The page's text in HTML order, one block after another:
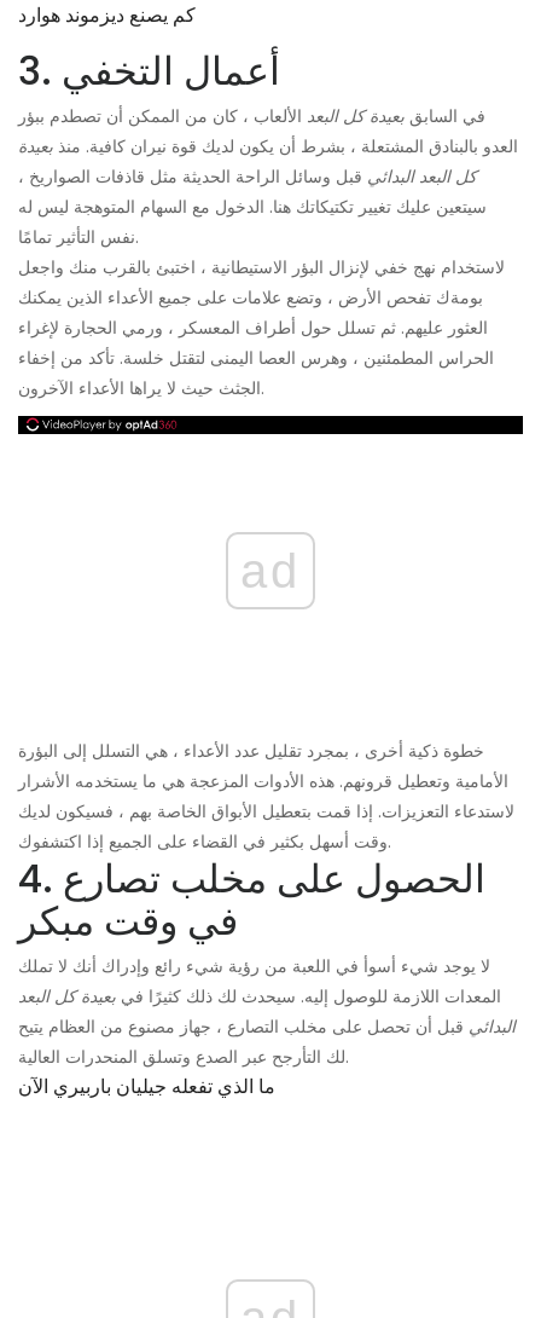
كم يصنع ديزموند هوارد
3. أعمال التخفي
في السابق بعيدة كل البعد الألعاب ، كان من الممكن أن تصطدم ببؤر
العدو بالبنادق المشتعلة ، بشرط أن يكون لديك قوة نيران كافية. منذ بعيدة
كل البعد البدائي قبل وسائل الراحة الحديثة مثل قاذفات الصواريخ ،
سيتعين عليك تغيير تكتيكاتك هنا. الدخول مع السهام المتوهجة ليس له
نفس التأثير تمامًا.
لاستخدام نهج خفي لإنزال البؤر الاستيطانية ، اختبئ بالقرب منك واجعل
بومةك تفحص الأرض ، وتضع علامات على جميع الأعداء الذين يمكنك
العثور عليهم. ثم تسلل حول أطراف المعسكر ، ورمي الحجارة لإغراء
الحراس المطمئنين ، وهرس العصا اليمنى لتقتل خلسة. تأكد من إخفاء
الجثث حيث لا يراها الأعداء الآخرون.
ad
خطوة ذكية أخرى ، بمجرد تقليل عدد الأعداء ، هي التسلل إلى البؤرة
الأمامية وتعطيل قرونهم. هذه الأدوات المزعجة هي ما يستخدمه الأشرار
لاستدعاء التعزيزات. إذا قمت بتعطيل الأبواق الخاصة بهم ، فسيكون لديك
وقت أسهل بكثير في القضاء على الجميع إذا اكتشفوك.
4. الحصول على مخلب تصارع
في وقت مبكر
لا يوجد شيء أسوأ في اللعبة من رؤية شيء رائع وإدراك أنك لا تملك
المعدات اللازمة للوصول إليه. سيحدث لك ذلك كثيرًا في بعيدة كل البعد
البدائي قبل أن تحصل على مخلب التصارع ، جهاز مصنوع من العظام يتيح
لك التأرجح عبر الصدع وتسلق المنحدرات العالية.
ما الذي تفعله جيليان باربيري الآن